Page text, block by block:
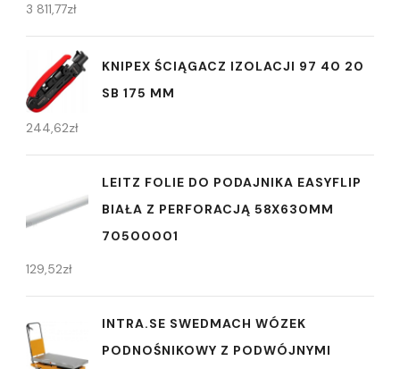
3 811,77zł
KNIPEX ŚCIĄGACZ IZOLACJI 97 40 20
SB 175 MM
244,62zł
LEITZ FOLIE DO PODAJNIKA EASYFLIP
BIAŁA Z PERFORACJĄ 58X630MM
70500001
129,52zł
INTRA.SE SWEDMACH WÓZEK
PODNOŚNIKOWY Z PODWÓJNYMI